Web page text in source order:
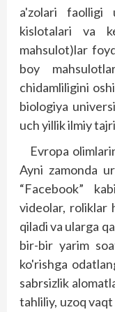
a'zolari faolligi
kislotalari va
mahsulot)lar
boy
chidamliligini
biologiya
uch yillik ilmiy
Evropa
Ayni zamonda
“Facebook”
videolar, roliklar
qiladi va ularga
bir-bir yarim
ko'rishga
sabrsizlik
tahliliy, uzoq